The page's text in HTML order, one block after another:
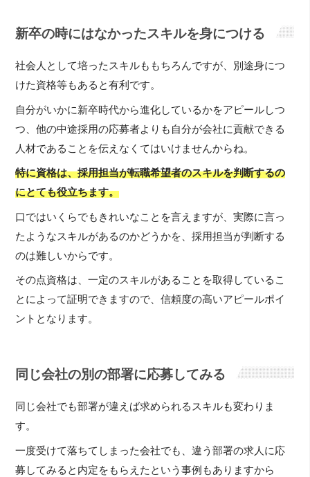
新卒の時にはなかったスキルを身につける
社会人として培ったスキルももちろんですが、別途身につ
けた資格等もあると有利です。
自分がいかに新卒時代から進化しているかをアピールしつ
つ、他の中途採用の応募者よりも自分が会社に貢献できる
人材であることを伝えなくてはいけませんからね。
特に資格は、採用担当が転職希望者のスキルを判断するの
にとても役立ちます。
口ではいくらでもきれいなことを言えますが、実際に言っ
たようなスキルがあるのかどうかを、採用担当が判断する
のは難しいからです。
その点資格は、一定のスキルがあることを取得しているこ
とによって証明できますので、信頼度の高いアピールポイ
ントとなります。
同じ会社の別の部署に応募してみる
同じ会社でも部署が違えば求められるスキルも変わりま
す。
一度受けて落ちてしまった会社でも、違う部署の求人に応
募してみると内定をもらえたという事例もありますから